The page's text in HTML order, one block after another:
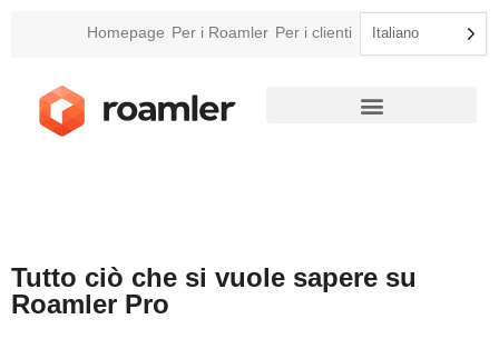
Homepage Per i Roamler Per i clienti Italiano
Tutto ciò che si vuole sapere su
Roamler Pro